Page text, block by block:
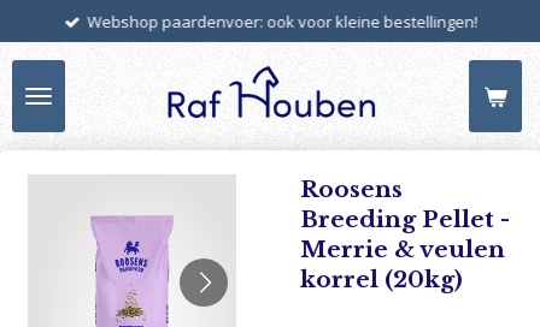
de
hoofdinhoud
Webshop paardenvoer: ook voor kleine bestellingen!
Roosens
Breeding Pellet -
Merrie & veulen
korrel (20kg)